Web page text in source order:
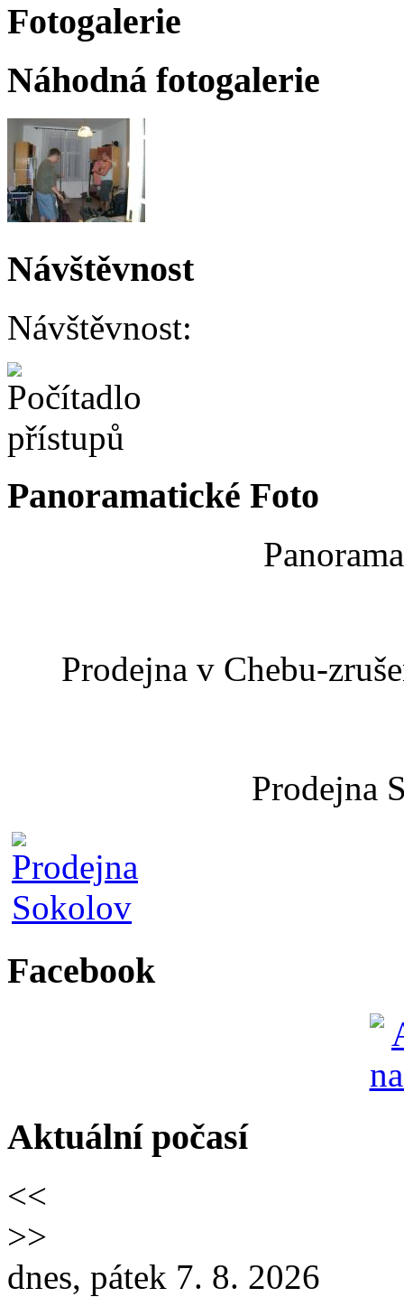
Fotogalerie
Náhodná fotogalerie
Návštěvnost
Návštěvnost:
Panoramatické Foto
Prodejna v Chebu-
Prodejna
Facebook
Aktuální počasí
<<
>>
dnes, pátek 7. 8. 2026